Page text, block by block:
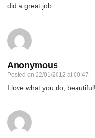
did a great job.
Anonymous
Posted on 22/01/2012 at 00:47
I love what you do,